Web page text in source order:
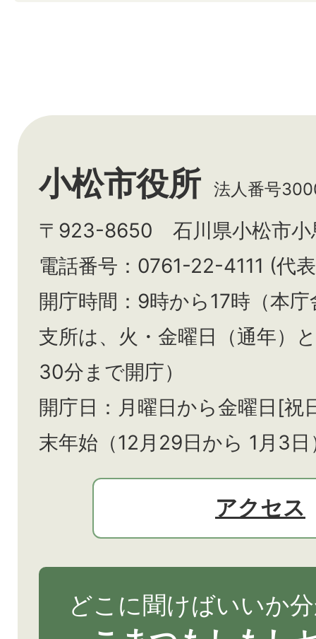
小松市役所 法人番号
〒923-8650 石川県小松市小
電話番号：0761-22-4111 (代
開庁時間：9時から17時（本
支所は、火・金曜日（通年）と
30分まで開庁）
開庁日：月曜日から金曜日[祝
末年始（12月29日から 1月3
アクセス
どこに聞けばいいか